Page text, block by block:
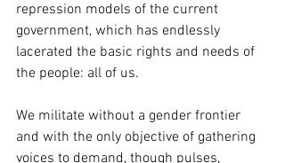
repression models of the current
government, which has endlessly
lacerated the basic rights and needs of
the people: all of us.
We militate without a gender frontier
and with the only objective of gathering
voices to demand, though pulses,